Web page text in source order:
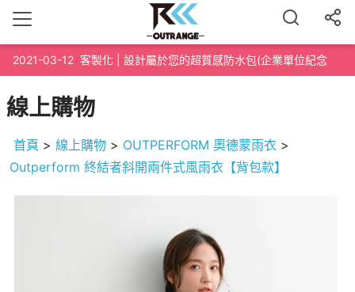
2021-03-12 客製化 | 設計屬於您的超質感防水包(企業單位紀念
線上購物
首頁 > 線上購物 > OUTPERFORM 奧德蒙雨衣 >
Outperform 終結者斜開兩件式風雨衣【背包款】